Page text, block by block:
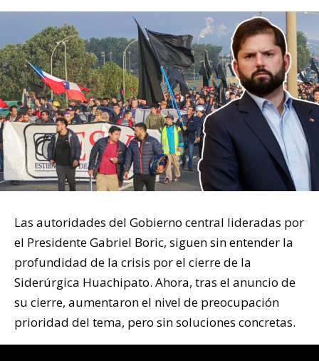
Las autoridades del Gobierno central lideradas por
el Presidente Gabriel Boric, siguen sin entender la
profundidad de la crisis por el cierre de la
Siderúrgica Huachipato. Ahora, tras el anuncio de
su cierre, aumentaron el nivel de preocupación
prioridad del tema, pero sin soluciones concretas.